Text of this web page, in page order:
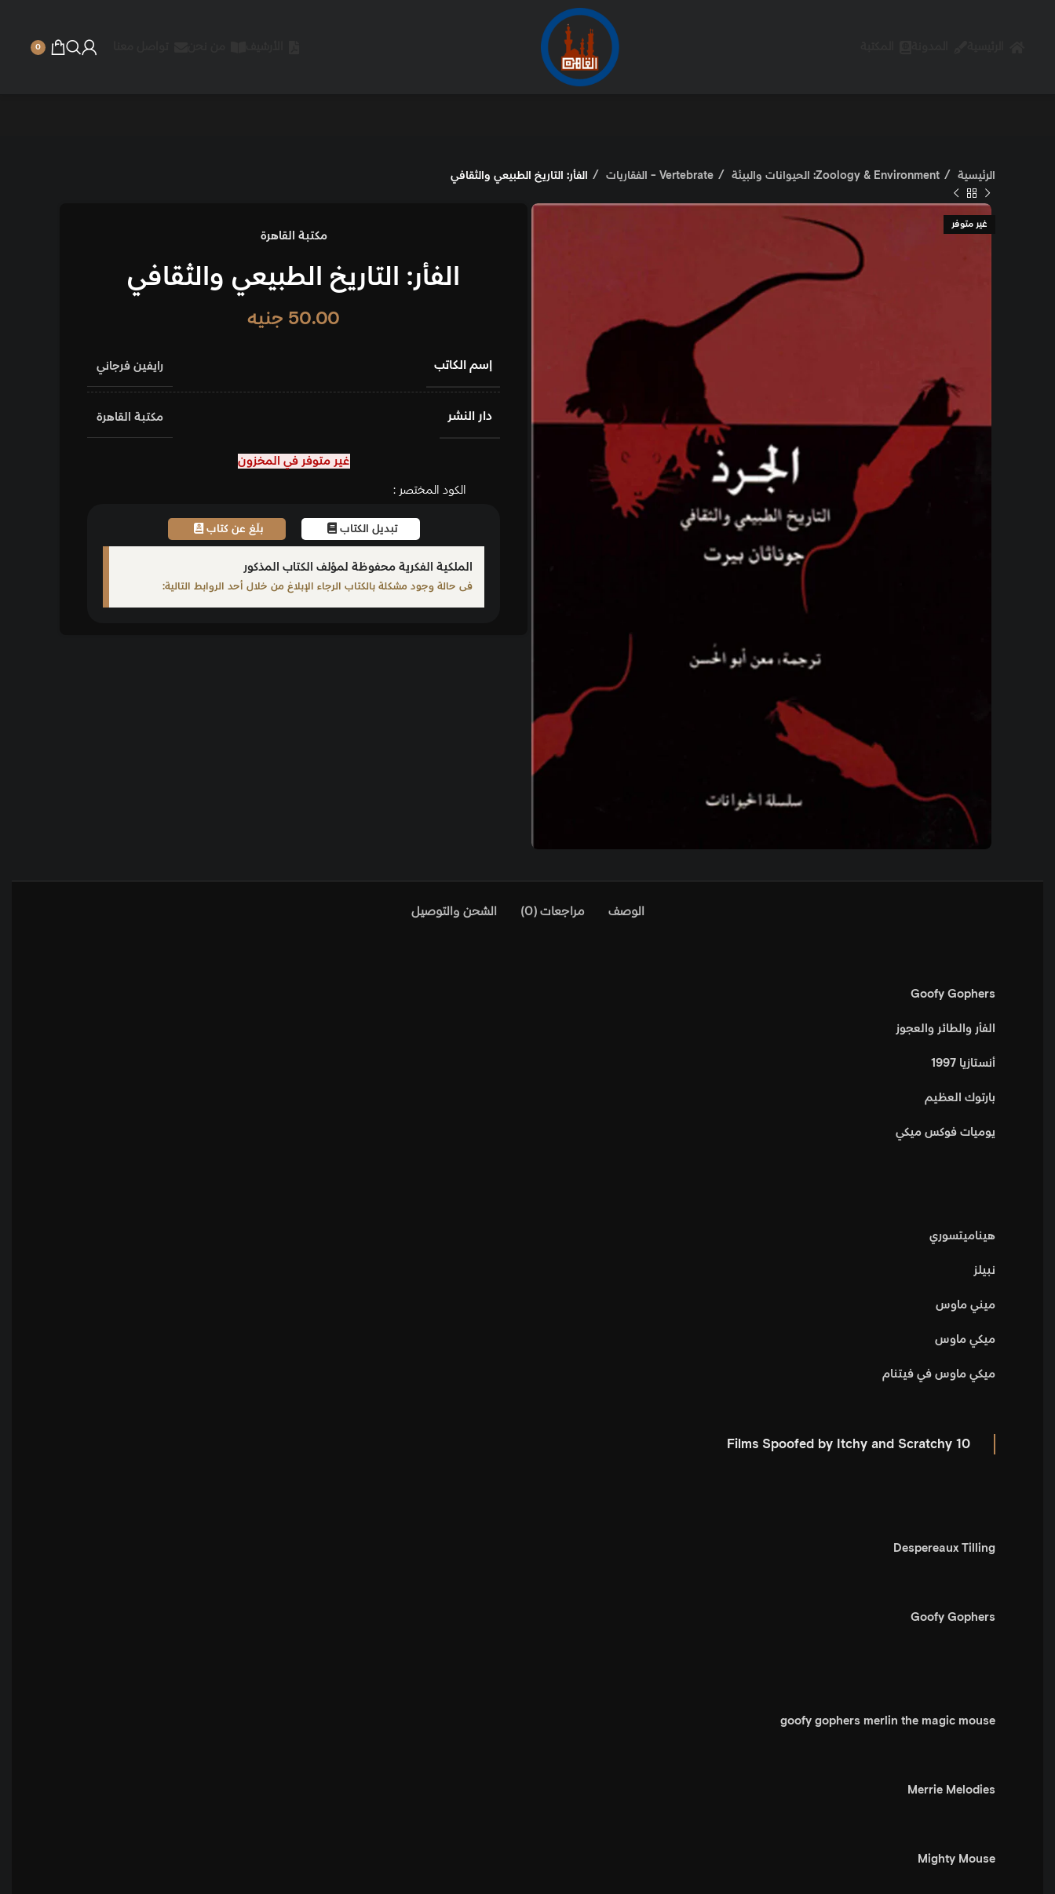
0
الرئيسية Zoology & Environment: الحيوانات والبيئة Vertebrate - الفقاريات الفأر: التاريخ الطبيعي والثقافي
غير متوفر
مكتبة القاهرة
الفأر: التاريخ الطبيعي والثقافي
50.00 جنيه
إسم الكاتب رايفين فرجاني
دار النشر مكتبة القاهرة
غير متوفر في المخزون
الكود المختصر :
تبديل الكتاب بلّغ عن كتاب
الملكية الفكرية محفوظة لمؤلف الكتاب المذكور
فى حالة وجود مشكلة بالكتاب الرجاء الإبلاغ من خلال أحد الروابط التالية:
الوصف مراجعات (0) الشحن والتوصيل
Goofy Gophers
الفأر والطائر والعجوز
أنستازيا 1997
بارتوك العظيم
يوميات فوكس ميكي
هيناميتسوري
نبيلز
ميني ماوس
ميكي ماوس
ميكي ماوس في فيتنام
10 Films Spoofed by Itchy and Scratchy
Despereaux Tilling
Goofy Gophers
goofy gophers merlin the magic mouse
Merrie Melodies
Mighty Mouse